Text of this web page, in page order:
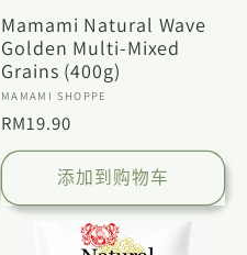
Mamami Natural Wave
Golden Multi-Mixed
Grains (400g)
厂
商：
MAMAMI SHOPPE
常
规
价
格
RM19.90
添加到购物车